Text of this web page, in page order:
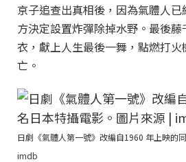
京子追查出真相後，因為氣體人
方決定設置炸彈除掉水野。最後
衣，獻上人生最後一舞，點燃打
亡。
日劇《氣體人第一號》改編自1960 年上映的
imdb